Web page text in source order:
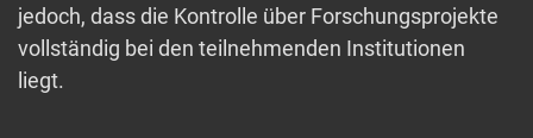
jedoch, dass die Kontrolle über Forschungsprojekte
vollständig bei den teilnehmenden Institutionen
liegt.